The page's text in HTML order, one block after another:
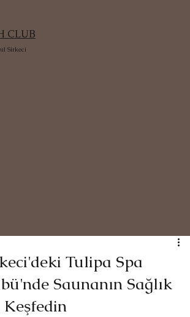
CLUB
Sirkeci
Tulipa Spa
Saunanın Sağlık
Keşfedin